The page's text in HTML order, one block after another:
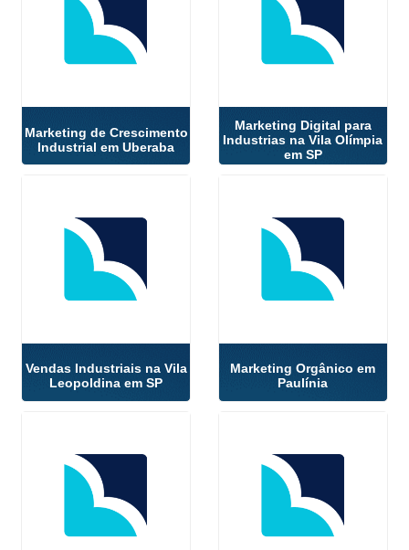
Marketing de Crescimento
Industrial em Uberaba
Marketing Digital para
Industrias na Vila Olímpia
em SP
Vendas Industriais na Vila
Leopoldina em SP
Marketing Orgânico em
Paulínia